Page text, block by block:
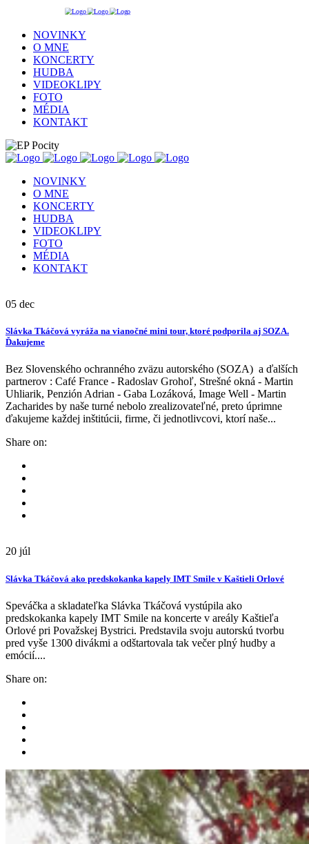
NOVINKY
O MNE
KONCERTY
HUDBA
VIDEOKLIPY
FOTO
MÉDIA
KONTAKT
NOVINKY
O MNE
KONCERTY
HUDBA
VIDEOKLIPY
FOTO
MÉDIA
KONTAKT
05 dec
Slávka Tkáčová vyráža na vianočné mini tour, ktoré podporila aj SOZA.
Ďakujeme
Bez Slovenského ochranného zväzu autorského (SOZA) a ďalších
partnerov : Café France - Radoslav Grohoľ, Strešné okná - Martin
Uhliarik, Penzión Adrian - Gaba Lozáková, Image Well - Martin
Zacharides by naše turné nebolo zrealizovateľné, preto úprimne
ďakujeme každej inštitúcii, firme, či jednotlivcovi, ktorí naše...
Share on:
20 júl
Slávka Tkáčová ako predskokanka kapely IMT Smile v Kaštieli Orlové
Speváčka a skladateľka Slávka Tkáčová vystúpila ako
predskokanka kapely IMT Smile na koncerte v areály Kaštieľa
Orlové pri Považskej Bystrici. Predstavila svoju autorskú tvorbu
pred vyše 1300 divákmi a odštartovala tak večer plný hudby a
emócií....
Share on: